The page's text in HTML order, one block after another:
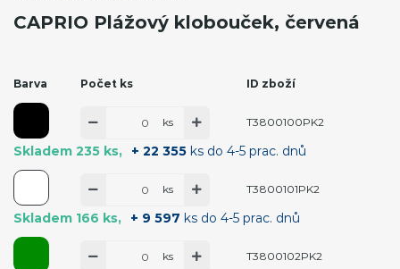
CAPRIO Plážový klobouček, červená
Barva Počet ks ID zboží
Skladem 235 ks + 22 355 ks do 4-5 prac. dnů
ks T3800100PK2
Skladem 166 ks + 9 597 ks do 4-5 prac. dnů
ks T3800101PK2
ks T3800102PK2